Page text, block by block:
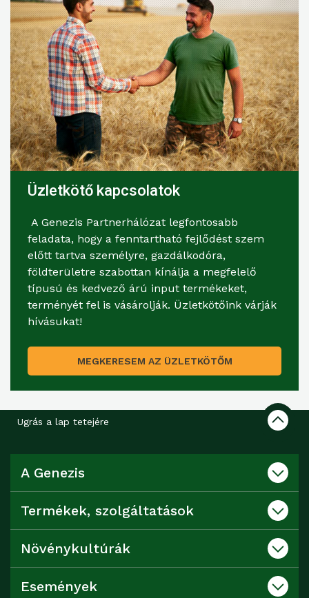
Üzletkötő kapcsolatok
A Genezis Partnerhálózat legfontosabb
feladata, hogy a fenntartható fejlődést szem
előtt tartva személyre, gazdálkodóra,
földterületre szabottan kínálja a megfelelő
típusú és kedvező árú input termékeket,
terményét fel is vásárolják. Üzletkötőink várják
hívásukat!
MEGKERESEM AZ ÜZLETKÖTŐM
Ugrás a lap tetejére
A Genezis
Termékek, szolgáltatások
Növénykultúrák
Események